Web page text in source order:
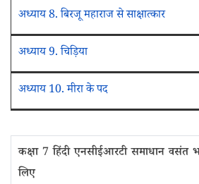
अध्याय 8. बिरजू महाराज से साक्षात्कार
अध्याय 9. चिड़िया
अध्याय 10. मीरा के पद
कक्षा 7 हिंदी एनसीईआरटी समाधान
लिए